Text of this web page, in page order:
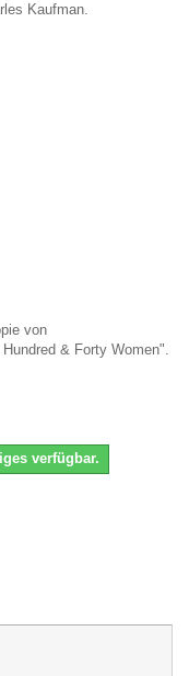
Kaufman.
von
Hundred & Forty Women".
verfügbar.